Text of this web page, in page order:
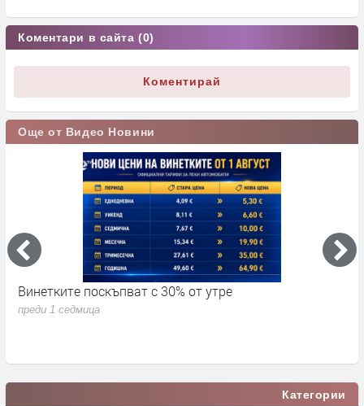
Коментари в сайта (0)
Коментирай
Още от Видео Новини
Винетките поскъпват с 30% от утре
преди 1 седмица
Категории